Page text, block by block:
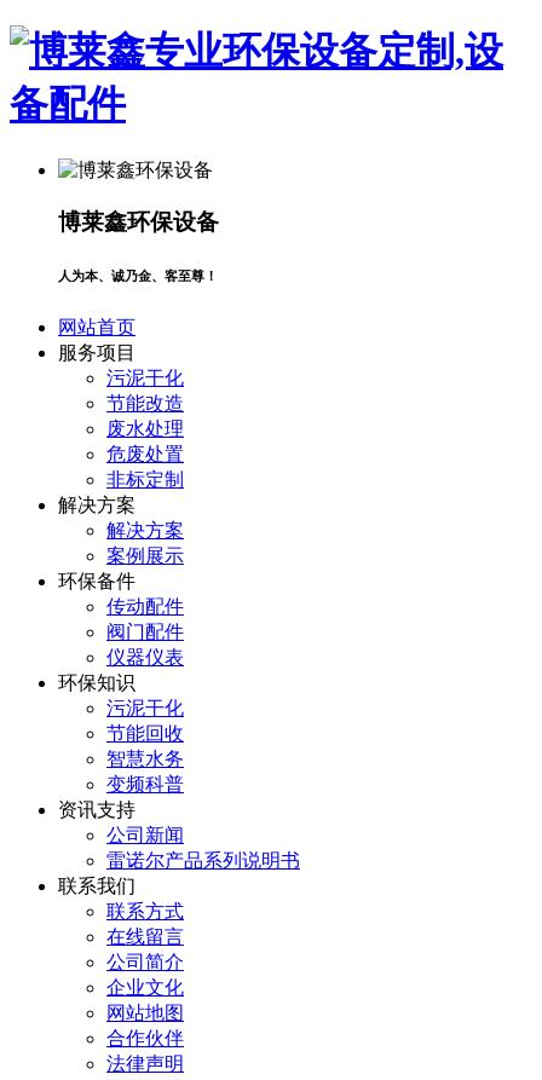
博莱鑫环保设备
人为本、诚乃金、客至尊！
网站首页
服务项目
污泥干化
节能改造
废水处理
危废处置
非标定制
解决方案
解决方案
案例展示
环保备件
传动配件
阀门配件
仪器仪表
环保知识
污泥干化
节能回收
智慧水务
变频科普
资讯支持
公司新闻
雷诺尔产品系列说明书
联系我们
联系方式
在线留言
公司简介
企业文化
网站地图
合作伙伴
法律声明